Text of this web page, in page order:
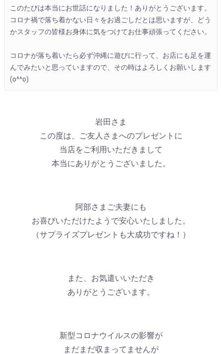
このたびは本当にお世話になりました！ありがとうございます。
コロナ禍で落ち着かない日々をお過ごしだとは思いますが、どう
かスタッフの皆様お身体に気をつけてお仕事頑張ってください。
コロナが落ち着いたら必ず沖縄に遊びに行って、お店にも足を運
んでみたいと思っていますので、その時はよろしくお願いします
(o^^o)
岩田さま
この度は、ご友人さまへのプレゼントに
当店をご利用いただきまして
本当にありがとうございました。
阿部さまご夫妻にも
お喜びいただけたようで安心いたしました。
（サプライズプレゼントも大成功ですね！）
また、お気遣いいただき
ありがとうございます。
新型コロナウイルスの影響が
まだまだ収まってませんが